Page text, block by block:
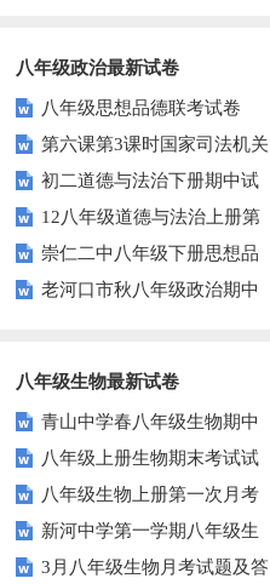
八年级政治最新试卷
八年级思想品德联考试卷
第六课第3课时国家司法机关
测试题及答案
初二道德与法治下册期中试
卷及答案
12八年级道德与法治上册第
二次月考试题
崇仁二中八年级下册思想品
德第二次月考试卷及答案
老河口市秋八年级政治期中
八年级生物最新试卷
青山中学春八年级生物期中
试题及答案
八年级上册生物期末考试试
卷 八年级生物上册第一次月考
试题新河中学第一学期八年级生
物第三次月考试卷
3月八年级生物月考试题及答